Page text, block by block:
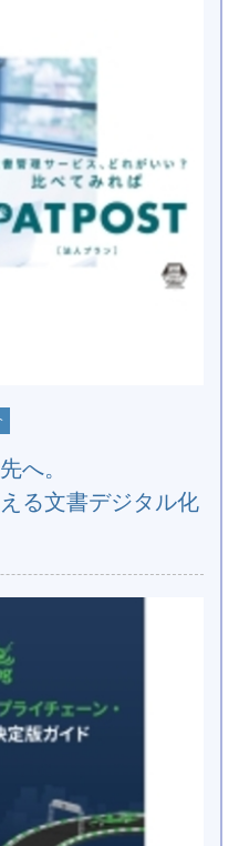
へ。
る文書デジタル化